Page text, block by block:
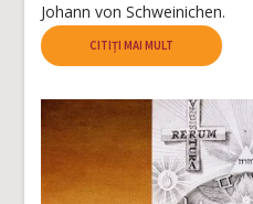
Johann von Schweinichen.
CITIȚI MAI MULT